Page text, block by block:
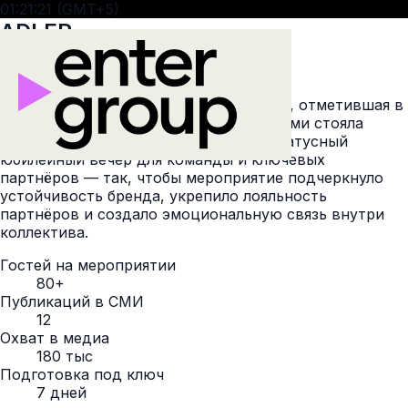
01:21:24 (GMT+5)
ADLER
Описание
ADLER — дистрибьюторская компания, отметившая в
этом году 11-летие на рынке. Перед нами стояла
задача: организовать камерный, но статусный
юбилейный вечер для команды и ключевых
партнёров — так, чтобы мероприятие подчеркнуло
устойчивость бренда, укрепило лояльность
партнёров и создало эмоциональную связь внутри
коллектива.
Гостей на мероприятии
80+
Публикаций в СМИ
12
Охват в медиа
180 тыс
Подготовка под ключ
7 дней